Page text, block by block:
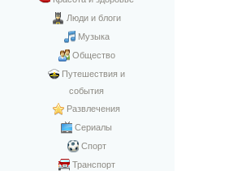
Люди и блоги
Музыка
Общество
Путешествия и
события
Развлечения
Сериалы
Спорт
Транспорт